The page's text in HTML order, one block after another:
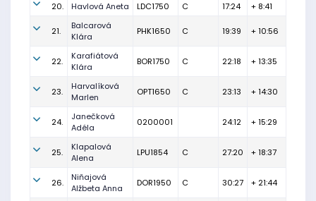
20. Havlová Aneta LDC1750 C 17:24 + 8:41
21.
Balcarová
Klára
PHK1650 C 19:39 + 10:56
22.
Karafiátová
Klára
BOR1750 C 22:18 + 13:35
23.
Harvalíková
Marlen
OPT1650 C 23:13 + 14:30
24.
Janečková
Adéla
0200001 24:12 + 15:29
25.
Klapalová
Alena
LPU1854 C 27:20 + 18:37
26.
Niňajová
Alžbeta Anna
DOR1950 C 30:27 + 21:44